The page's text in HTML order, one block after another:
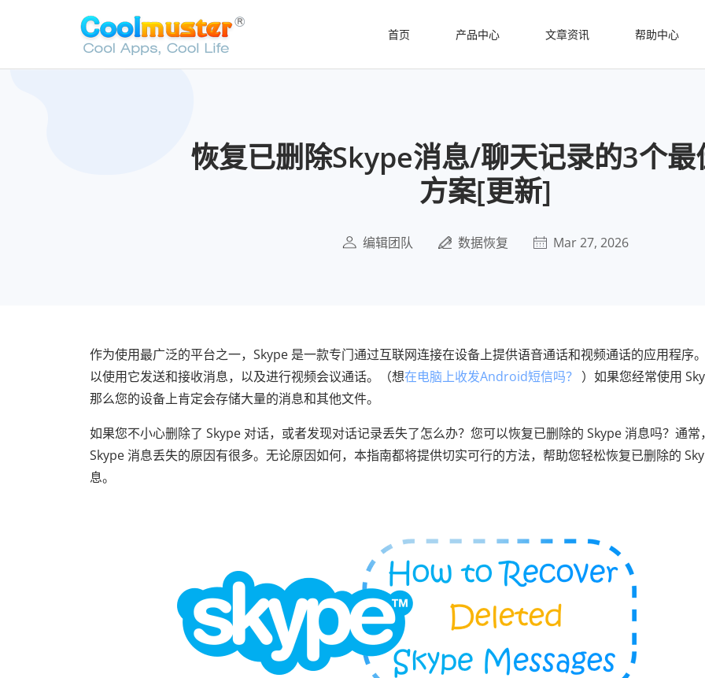
首页 产品中心 文章资讯 帮助中心
恢复已删除Skype消息/聊天记录的3个最
方案[更新]
编辑团队 数据恢复 Mar 27, 2026
作为使用最广泛的平台之一，Skype 是一款专门通过互联网连接在设备上提供语音通话和视频通话的应用程序
以使用它发送和接收消息，以及进行视频会议通话。（想在电脑上收发Android短信吗？ ）如果您经常使用
那么您的设备上肯定会存储大量的消息和其他文件。
如果您不小心删除了 Skype 对话，或者发现对话记录丢失了怎么办？您可以恢复已删除的 Skype 消息吗？通常
Skype 消息丢失的原因有很多。无论原因如何，本指南都将提供切实可行的方法，帮助您轻松恢复已删除的
息。